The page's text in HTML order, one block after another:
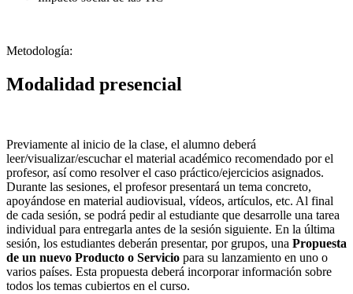
Metodología:
Modalidad presencial
Previamente al inicio de la clase, el alumno deberá
leer/visualizar/escuchar el material académico recomendado por el
profesor, así como resolver el caso práctico/ejercicios asignados.
Durante las sesiones, el profesor presentará un tema concreto,
apoyándose en material audiovisual, vídeos, artículos, etc. Al final
de cada sesión, se podrá pedir al estudiante que desarrolle una tarea
individual para entregarla antes de la sesión siguiente. En la última
sesión, los estudiantes deberán presentar, por grupos, una Propuesta
de un nuevo Producto o Servicio para su lanzamiento en uno o
varios países. Esta propuesta deberá incorporar información sobre
todos los temas cubiertos en el curso.